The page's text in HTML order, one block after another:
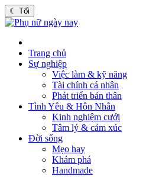
☾ Tối
Trang chủ
Sự nghiệp
Việc làm & kỹ năng
Tài chính cá nhân
Phát triển bản thân
Tình Yêu & Hôn Nhân
Kinh nghiệm cưới
Tâm lý & cảm xúc
Đời sống
Mẹo hay
Khám phá
Handmade